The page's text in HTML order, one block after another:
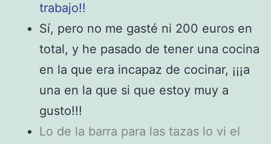
trabajo!!
Sí, pero no me gasté ni 200 euros en
total, y he pasado de tener una cocina
en la que era incapaz de cocinar, ¡¡¡a
una en la que si que estoy muy a
gusto!!!
Lo de la barra para las tazas lo vi el